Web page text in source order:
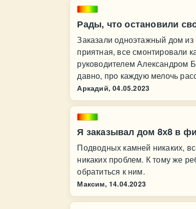
Рады, что остановили
Заказали одноэтажный дом
приятная, все смонтировали
руководителем Александром
давно, про каждую мелочь
Аркадий, 04.05.2023
Я заказывал дом 8х8 в
Подводных камней никаких,
никаких проблем. К тому же
обратиться к ним.
Максим, 14.04.2023